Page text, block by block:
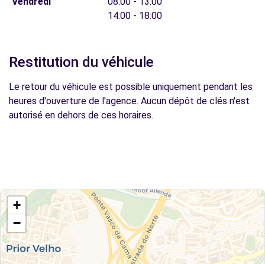
14:00 - 18:00
Restitution du véhicule
Le retour du véhicule est possible uniquement pendant les
heures d'ouverture de l'agence. Aucun dépôt de clés n'est
autorisé en dehors de ces horaires.
+
−